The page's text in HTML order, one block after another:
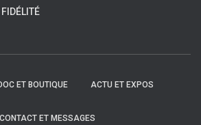
ET BOUTIQUE ACTU ET EXPOS
CONTACT ET MESSAGES